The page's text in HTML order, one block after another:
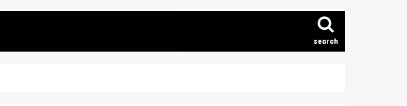
search